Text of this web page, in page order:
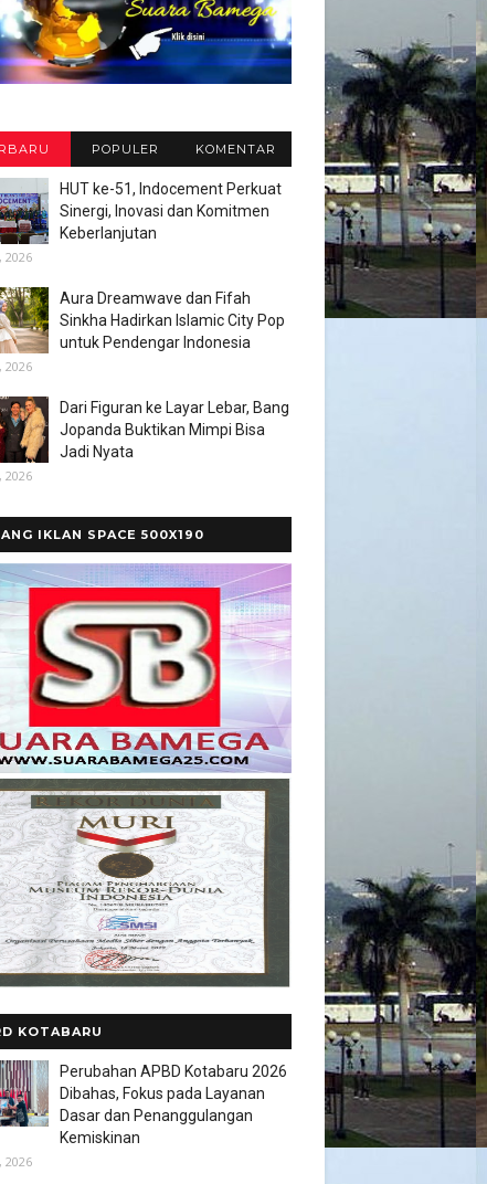
POPULER KOMENTAR
HUT ke-51, Indocement Perkuat
Sinergi, Inovasi dan Komitmen
Keberlanjutan
2026
Aura Dreamwave dan Fifah
Sinkha Hadirkan Islamic City Pop
untuk Pendengar Indonesia
2026
Dari Figuran ke Layar Lebar, Bang
Jopanda Buktikan Mimpi Bisa
Jadi Nyata
2026
IKLAN SPACE 500X190
KOTABARU
Perubahan APBD Kotabaru 2026
Dibahas, Fokus pada Layanan
Dasar dan Penanggulangan
Kemiskinan
2026